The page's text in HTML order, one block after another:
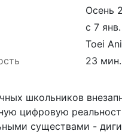
Осень
Toei
23
школьников
цифровую
существами -